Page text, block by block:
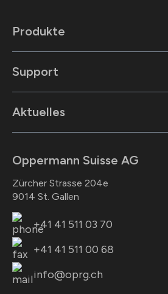
Oppermann Suisse AG
Zürcher Strasse 204e
9014 St. Gallen
+41 41 511 03 70
+41 41 511 00 68
info@oprg.ch
Produkte
Support
Aktuelles